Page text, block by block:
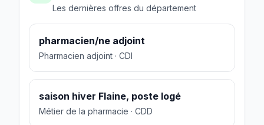
Les dernières offres du département
pharmacien/ne adjoint
Pharmacien adjoint · CDI
saison hiver Flaine, poste logé
Métier de la pharmacie · CDD